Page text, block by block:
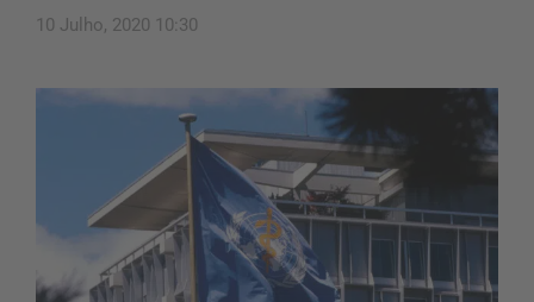
10 Julho, 2020 10:30